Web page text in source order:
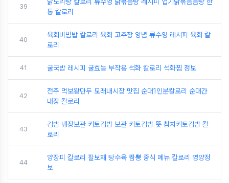
39
통 칼로리
40
육회비빔밥 칼로리 육회 고추장 양념 류수영 레시피 육회 칼
로리
41 굴국밥 레시피 굴효능 부작용 석화 칼로리 석화찜 정보
42
전주 먹보왕만두 모래내시장 맛집 순대1인분칼로리 순대간
내장 칼로리
43
김밥 냉장보관 키토김밥 보관 키토김밥 뜻 참치키토김밥 칼
로리
44
양장피 칼로리 팔보채 탕수육 짬뽕 중식 메뉴 칼로리 영양정
보